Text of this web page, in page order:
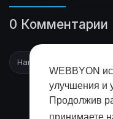
WEBBYON
улучшения и
Продолжив
0 Комментарии